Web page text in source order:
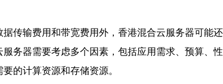
据传输费用和带宽费用外，香港混合云服务器可能
务器需要考虑多个因素，包括应用需求、预算、
的计算资源和存储资源。